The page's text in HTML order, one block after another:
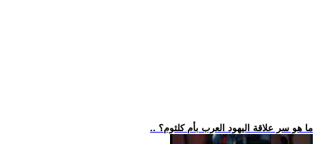
.. ما هو سر علاقة اليهود العرب بأم كلثوم؟